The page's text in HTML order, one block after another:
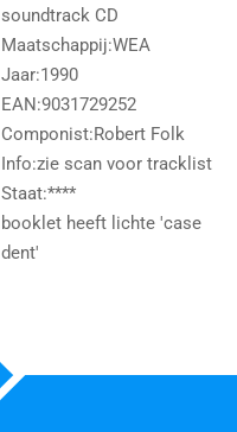
soundtrack CD
Maatschappij:WEA
Jaar:1990
EAN:9031729252
Componist:Robert Folk
Info:zie scan voor tracklist
Staat:****
booklet heeft lichte 'case
dent'